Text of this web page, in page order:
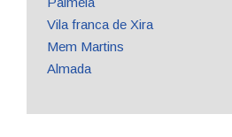
Vila franca de Xira
Mem Martins
Almada